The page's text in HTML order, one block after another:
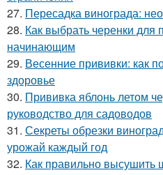
27. Пересадка винограда:
28. Как выбрать черенки для
начинающим
29. Весенние прививки: как
здоровье
30. Прививка яблонь летом
руководство для садоводов
31. Секреты обрезки
урожай каждый год
32. Как правильно